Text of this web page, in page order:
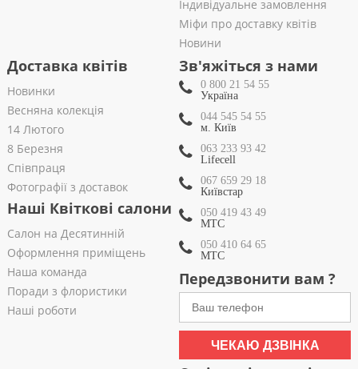
Індивідуальне замовлення
Міфи про доставку квітів
Новини
Доставка квітів
Новинки
Весняна колекція
14 Лютого
8 Березня
Співпраця
Фотографії з доставок
Наші Квіткові салони
Салон на Десятинній
Оформлення приміщень
Наша команда
Поради з флористики
Наші роботи
Зв'яжіться з нами
0 800 21 54 55
Україна
044 545 54 55
м. Київ
063 233 93 42
Lifecell
067 659 29 18
Київстар
050 419 43 49
МТС
050 410 64 65
МТС
Передзвонити вам ?
ЧЕКАЮ ДЗВІНКА